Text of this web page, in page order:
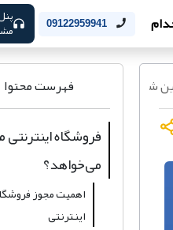
09122959941
شاپ فهرست محتوا
فروشگاه اینترنتی
می‌خواهد؟
اهمیت مجوز
اینترنتی